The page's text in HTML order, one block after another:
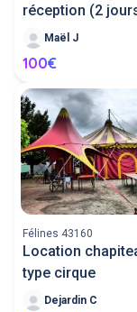
réception (2
Maël J
100€
Félines 43160
Location
type cirque
Dejardin C